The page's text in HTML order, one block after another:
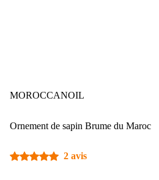
MOROCCANOIL
Ornement de sapin Brume du Maroc
2 avis